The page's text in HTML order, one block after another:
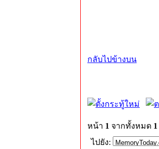
กลับไปข้างบน
หน้า 1 จากทั้งหมด 1
ไปยัง: